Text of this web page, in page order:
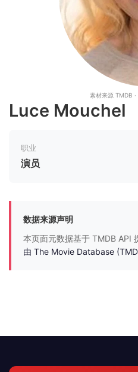
素材来源 TMDB
Luce Mouchel
职业
演员
数据来源声明
本页面元数据基于 TMDB API
由 The Movie Database